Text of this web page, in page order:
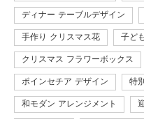
ディナー テーブルデザイン
手作り クリスマス花 子ど
クリスマス フラワーボックス
ポインセチア デザイン 特
和モダン アレンジメント